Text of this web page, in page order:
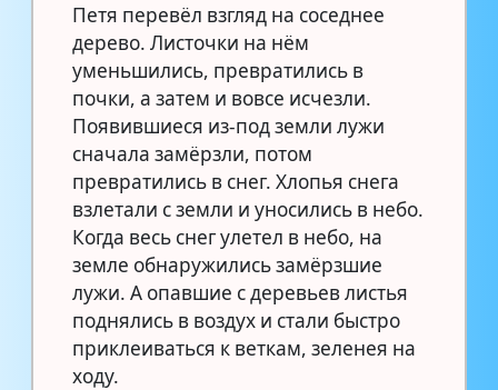
Петя перевёл взгляд на соседнее
дерево. Листочки на нём
уменьшились, превратились в
почки, а затем и вовсе исчезли.
Появившиеся из-под земли лужи
сначала замёрзли, потом
превратились в снег. Хлопья снега
взлетали с земли и уносились в небо.
Когда весь снег улетел в небо, на
земле обнаружились замёрзшие
лужи. А опавшие с деревьев листья
поднялись в воздух и стали быстро
приклеиваться к веткам, зеленея на
ходу.